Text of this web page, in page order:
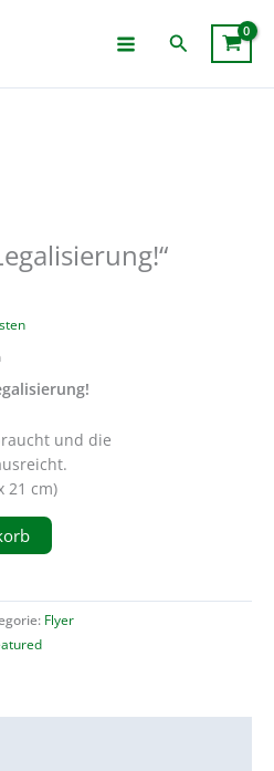
Suchen
und die
21 cm)
Flyer